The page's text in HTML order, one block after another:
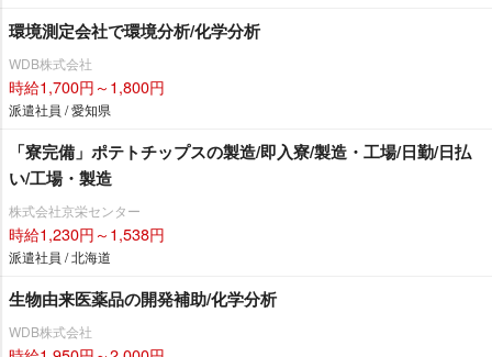
環境測定会社で環境分析/化学分析
WDB株式会社
時給1,700円～1,800円
派遣社員 / 愛知県
「寮完備」ポテトチップスの製造/即入寮/製造・工場/日勤/日払
い/工場・製造
株式会社京栄センター
時給1,230円～1,538円
派遣社員 / 北海道
生物由来医薬品の開発補助/化学分析
WDB株式会社